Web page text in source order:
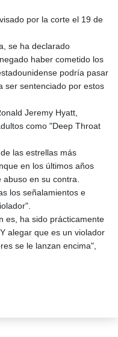
por la corte el 19 de
se ha declarado
haber cometido los
podría pasar
ser sentenciado por estos
Jeremy Hyatt,
como "Deep Throat
las estrellas más
en los últimos años
en su contra.
los señalamientos e
es, ha sido prácticamente
alegar que es un violador
se le lanzan encima",